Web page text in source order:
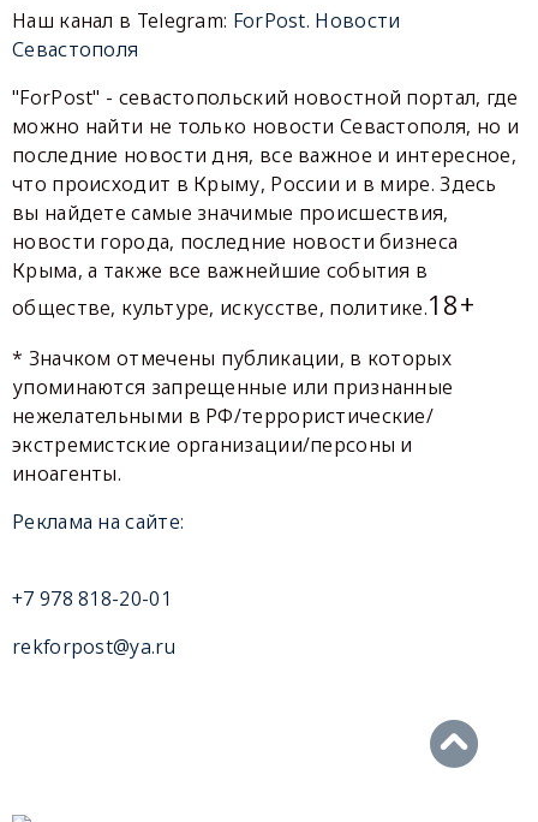
Наш канал в Telegram: ForPost. Новости
Севастополя
"ForPost" - севастопольский новостной портал, где
можно найти не только новости Севастополя, но и
последние новости дня, все важное и интересное,
что происходит в Крыму, России и в мире. Здесь
вы найдете самые значимые происшествия,
новости города, последние новости бизнеса
Крыма, а также все важнейшие события в
обществе, культуре, искусстве, политике.18+
* Значком отмечены публикации, в которых
упоминаются запрещенные или признанные
нежелательными в РФ/террористические/
экстремистские организации/персоны и
иноагенты.
Реклама на сайте:
+7 978 818-20-01
rekforpost@ya.ru